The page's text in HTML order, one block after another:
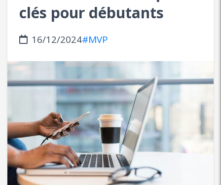
clés pour débutants
16/12/2024#MVP